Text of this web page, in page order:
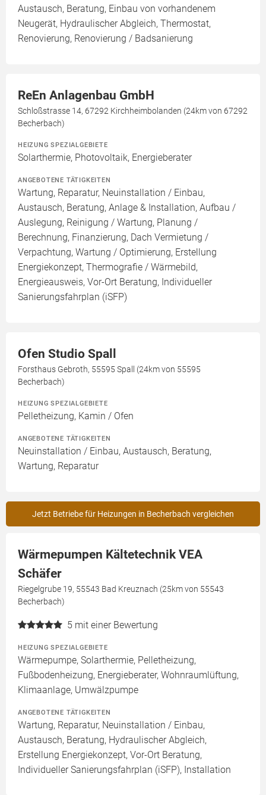
Austausch, Beratung, Einbau von vorhandenem
Neugerät, Hydraulischer Abgleich, Thermostat,
Renovierung, Renovierung / Badsanierung
ReEn Anlagenbau GmbH
Schloßstrasse 14, 67292 Kirchheimbolanden (24km von 67292
Becherbach)
HEIZUNG SPEZIALGEBIETE
Solarthermie, Photovoltaik, Energieberater
ANGEBOTENE TÄTIGKEITEN
Wartung, Reparatur, Neuinstallation / Einbau,
Austausch, Beratung, Anlage & Installation, Aufbau /
Auslegung, Reinigung / Wartung, Planung /
Berechnung, Finanzierung, Dach Vermietung /
Verpachtung, Wartung / Optimierung, Erstellung
Energiekonzept, Thermografie / Wärmebild,
Energieausweis, Vor-Ort Beratung, Individueller
Sanierungsfahrplan (iSFP)
Ofen Studio Spall
Forsthaus Gebroth, 55595 Spall (24km von 55595
Becherbach)
HEIZUNG SPEZIALGEBIETE
Pelletheizung, Kamin / Ofen
ANGEBOTENE TÄTIGKEITEN
Neuinstallation / Einbau, Austausch, Beratung,
Wartung, Reparatur
Jetzt Betriebe für Heizungen in Becherbach vergleichen
Wärmepumpen Kältetechnik VEA
Schäfer
Riegelgrube 19, 55543 Bad Kreuznach (25km von 55543
Becherbach)
5 mit einer Bewertung
HEIZUNG SPEZIALGEBIETE
Wärmepumpe, Solarthermie, Pelletheizung,
Fußbodenheizung, Energieberater, Wohnraumlüftung,
Klimaanlage, Umwälzpumpe
ANGEBOTENE TÄTIGKEITEN
Wartung, Reparatur, Neuinstallation / Einbau,
Austausch, Beratung, Hydraulischer Abgleich,
Erstellung Energiekonzept, Vor-Ort Beratung,
Individueller Sanierungsfahrplan (iSFP), Installation